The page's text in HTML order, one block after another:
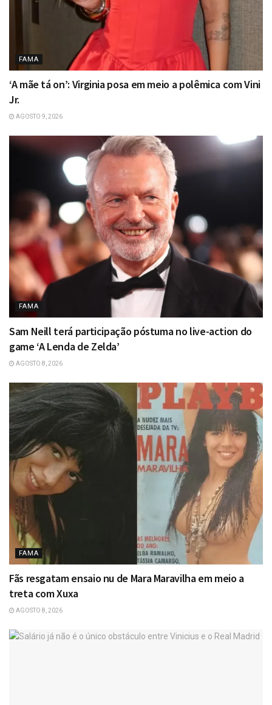
FAMA
‘A mãe tá on’: Virginia posa em meio a polêmica com Vini
Jr.
AGOSTO 9, 2026
FAMA
Sam Neill terá participação póstuma no live-action do
game ‘A Lenda de Zelda’
AGOSTO 8, 2026
FAMA
Fãs resgatam ensaio nu de Mara Maravilha em meio a
treta com Xuxa
AGOSTO 8, 2026